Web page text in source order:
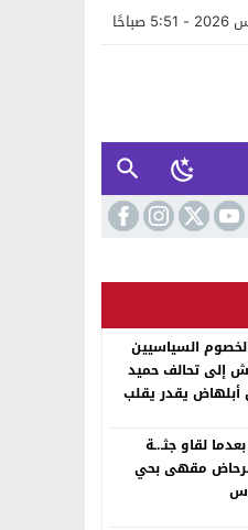
السياسيين
إلى تحالف حميد
يقدر يقلب
لقاو جثـ.ـة
مقهى بحي